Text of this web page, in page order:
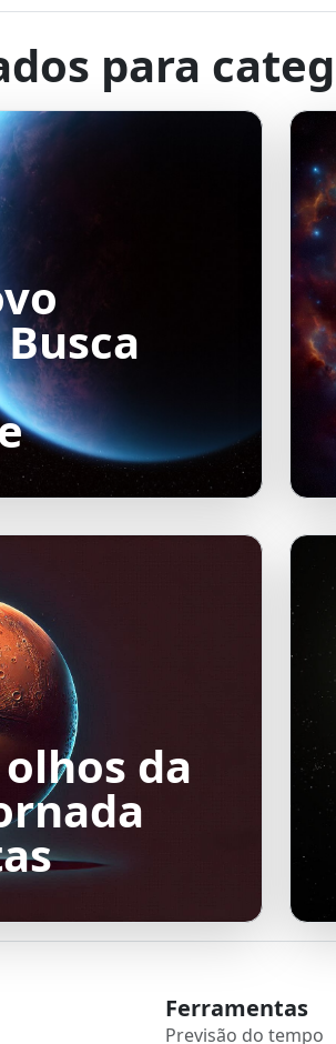
para
da
Ferramentas
Previsão do tempo